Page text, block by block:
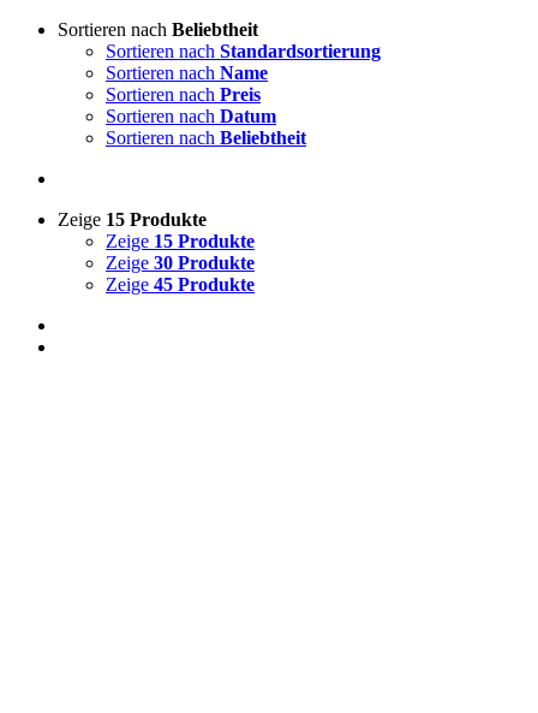
Sortieren nach Beliebtheit
Sortieren nach Standardsortierung
Sortieren nach Name
Sortieren nach Preis
Sortieren nach Datum
Sortieren nach Beliebtheit
Zeige 15 Produkte
Zeige 15 Produkte
Zeige 30 Produkte
Zeige 45 Produkte